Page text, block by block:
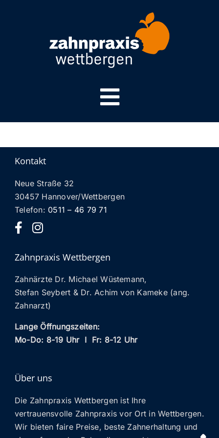
Toggle
SERVICE
ANFAHRT
Kontakt
Neue Straße 32
30457 Hannover/Wettbergen
Telefon: 0511 – 46 79 71
Zahnpraxis Wettbergen
Zahnärzte Dr. Michael Wüstemann,
Stefan Seybert & Dr. Achim von Kameke (ang.
Zahnarzt)
Lange Öffnungszeiten:
Mo-Do: 8-19 Uhr I Fr: 8-12 Uhr
Über uns
Die Zahnpraxis Wettbergen ist Ihre
vertrauensvolle Zahnpraxis vor Ort in Wettbergen.
Wir bieten faire Preise, beste Zahnerhaltung und